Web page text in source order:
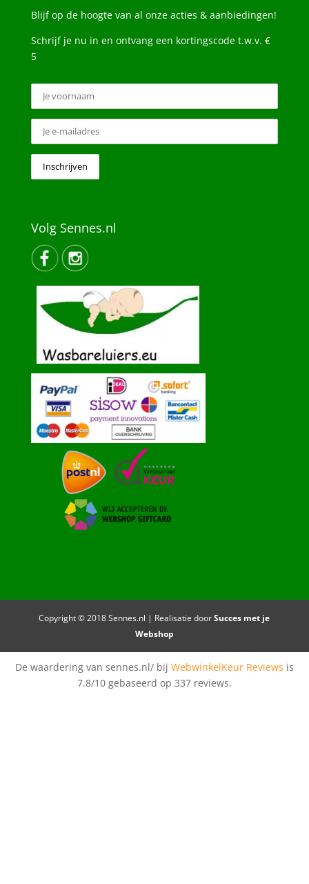
Blijf op de hoogte van al onze acties & aanbiedingen!
Schrijf je nu in en ontvang een kortingscode t.w.v. €
5
Volg Sennes.nl
Copyright © 2018 Sennes.nl | Realisatie doorSucces met je
Webshop
De waardering van sennes.nl/ bij WebwinkelKeur Reviews is
7.8/10 gebaseerd op 337 reviews.